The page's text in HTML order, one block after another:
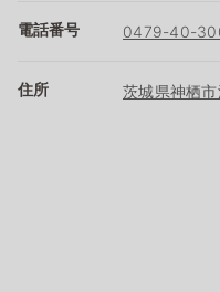
電話番号 0479-40-
住所 茨城県神栖市